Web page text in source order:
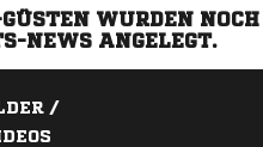
WURDEN NOCH
NEWS ANGELEGT.
/